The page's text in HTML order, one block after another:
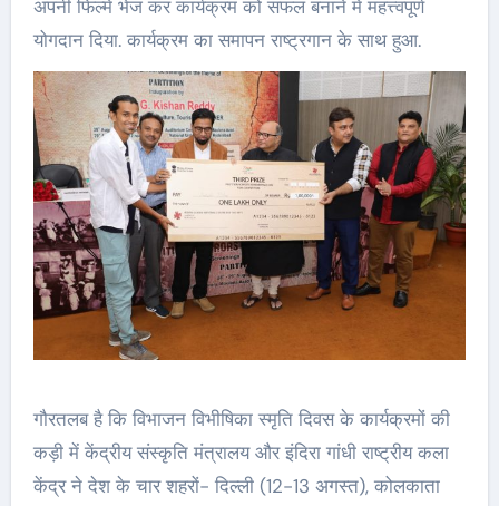
अपनी फिल्में भेज कर कार्यक्रम को सफल बनाने में महत्त्वपूर्ण
योगदान दिया. कार्यक्रम का समापन राष्ट्रगान के साथ हुआ.
गौरतलब है कि विभाजन विभीषिका स्मृति दिवस के कार्यक्रमों की
कड़ी में केंद्रीय संस्कृति मंत्रालय और इंदिरा गांधी राष्ट्रीय कला
केंद्र ने देश के चार शहरों- दिल्ली (12-13 अगस्त), कोलकाता